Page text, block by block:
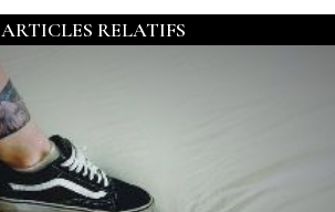
ARTICLES RELATIFS